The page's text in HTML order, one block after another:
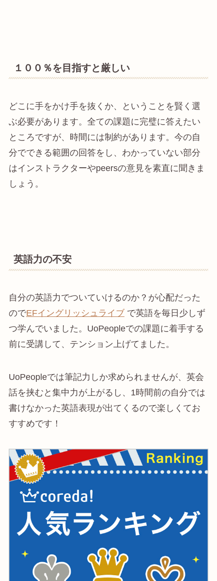
１００％を目指すと厳しい
どこに手をかけ手を抜くか、ということを賢く選
ぶ必要があります。全ての課題に完璧に答えたい
ところですが、時間には制約があります。今の自
分でできる範囲の回答をし、わかっていない部分
はインストラクターやpeersの意見を素直に聞きま
しょう。
英語力の不安
自分の英語力でついていけるのか？が心配だった
のでEFイングリッシュライブ で英語を毎日少しず
つ学んでいました。UoPeopleでの課題に着手する
前に受講して、テンション上げてました。
UoPeopleでは筆記力しか求められませんが、英会
話を挟むと集中力が上がるし、1時間前の自分では
書けなかった英語表現が出てくるので楽しくてお
すすめです！